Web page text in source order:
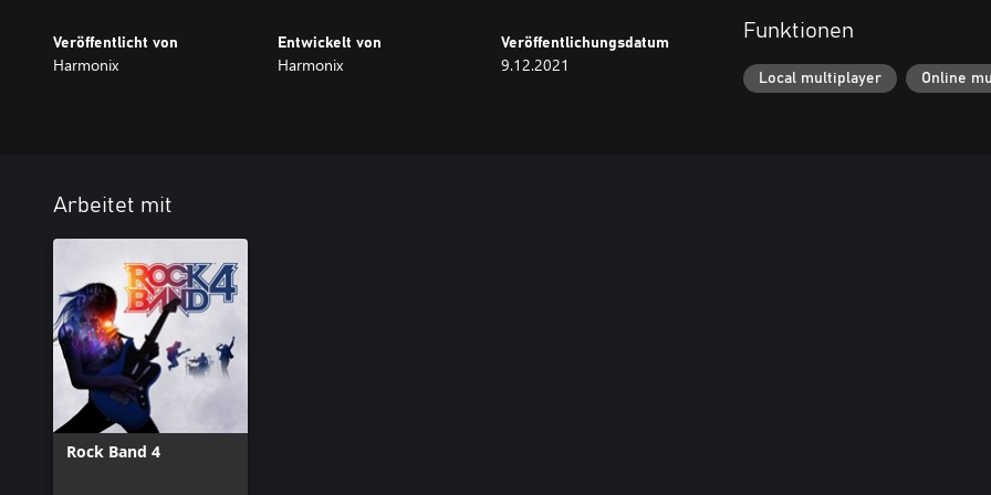
Veröffentlicht von
Harmonix
Entwickelt von
Harmonix
Veröffentlichungsdatum
9.12.2021
Funktionen
Local multiplayer Online
Arbeitet mit
Rock Band 4